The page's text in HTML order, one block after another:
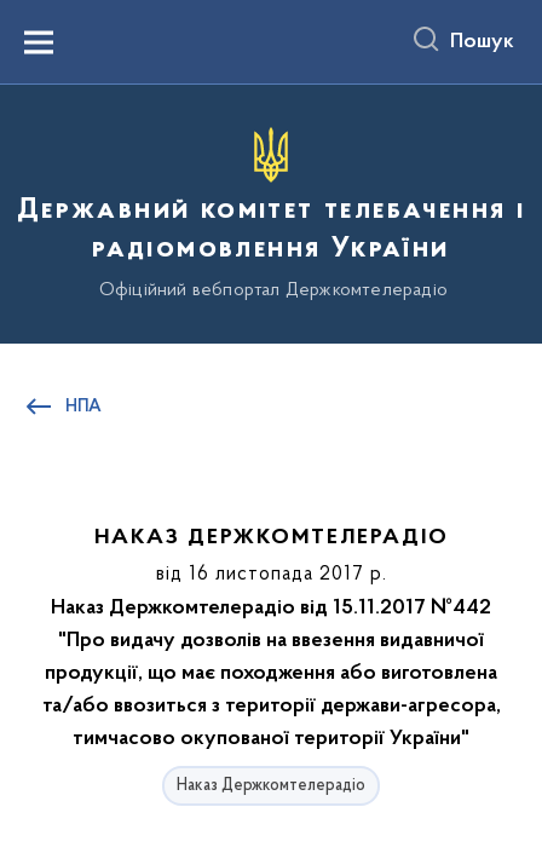
вмістуMenu Пошук
Державний комітет телебачення і
радіомовлення України
Офіційний вебпортал Держкомтелерадіо
НПА
НАКАЗ ДЕРЖКОМТЕЛЕРАДІО
від 16 листопада 2017 р.
Наказ Держкомтелерадіо від 15.11.2017 №442
"Про видачу дозволів на ввезення видавничої
продукції, що має походження або виготовлена
та/або ввозиться з території держави-агресора,
тимчасово окупованої території України"
Наказ Держкомтелерадіо